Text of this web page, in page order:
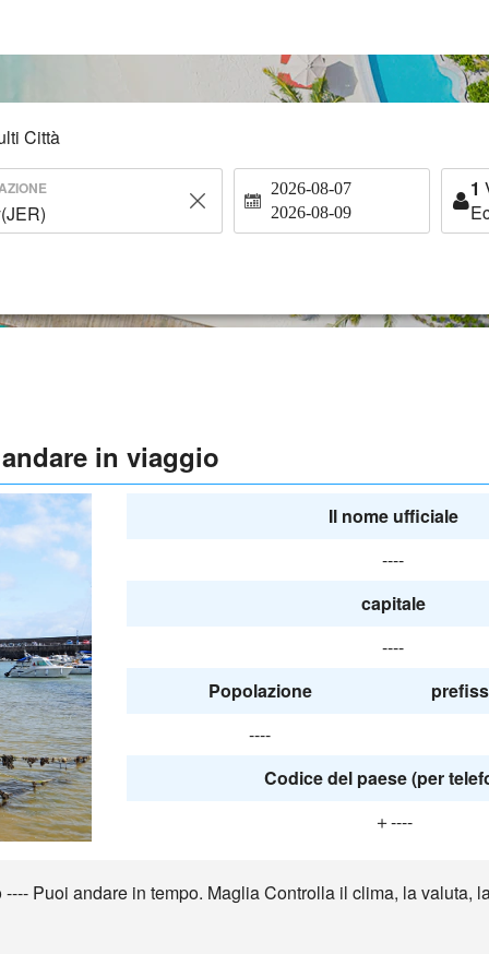
Città
2026-08-07
2026-08-09
1
in viaggio
Il nome ufficiale
----
capitale
----
Popolazione
----
Codice del paese (per
＋----
---- Puoi andare in tempo. Maglia Controlla il clima, la valuta,